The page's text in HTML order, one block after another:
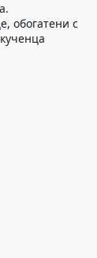
обогатени с